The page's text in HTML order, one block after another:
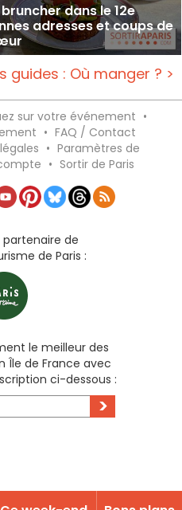
dans le 12e
adresses et coups de
guides : Où manger ? >
sur votre événement •
• FAQ / Contact
• Paramètres de
• Sortir de Paris
partenaire de
de Paris :
le meilleur des
Île de France avec
ci-dessous :
>